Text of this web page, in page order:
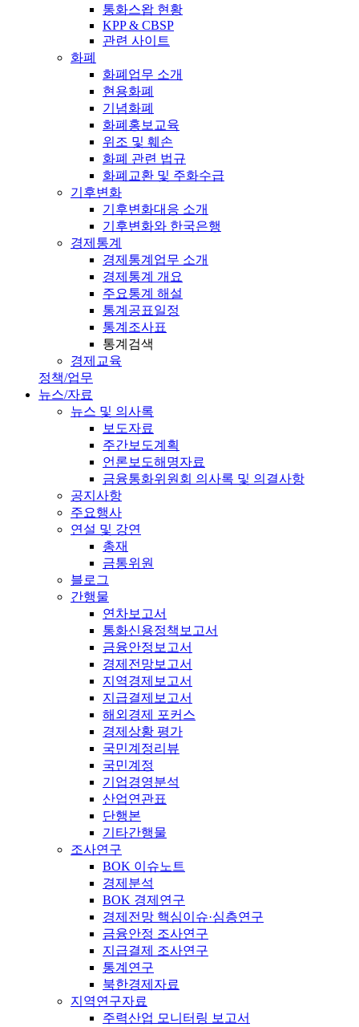
통화스왑 현황
KPP & CBSP
관련 사이트
화폐
화폐업무 소개
현용화폐
기념화폐
화폐홍보교육
위조 및 훼손
화폐 관련 법규
화폐교환 및 주화수급
기후변화
기후변화대응 소개
기후변화와 한국은행
경제통계
경제통계업무 소개
경제통계 개요
주요통계 해설
통계공표일정
통계조사표
통계검색
경제교육
정책/업무
뉴스/자료
뉴스 및 의사록
보도자료
주간보도계획
언론보도해명자료
금융통화위원회 의사록 및 의결사항
공지사항
주요행사
연설 및 강연
총재
금통위원
블로그
간행물
연차보고서
통화신용정책보고서
금융안정보고서
경제전망보고서
지역경제보고서
지급결제보고서
해외경제 포커스
경제상황 평가
국민계정리뷰
국민계정
기업경영분석
산업연관표
단행본
기타간행물
조사연구
BOK 이슈노트
경제분석
BOK 경제연구
경제전망 핵심이슈·심층연구
금융안정 조사연구
지급결제 조사연구
통계연구
북한경제자료
지역연구자료
주력산업 모니터링 보고서